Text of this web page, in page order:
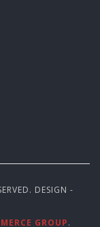
DESIGN -
GROUP.